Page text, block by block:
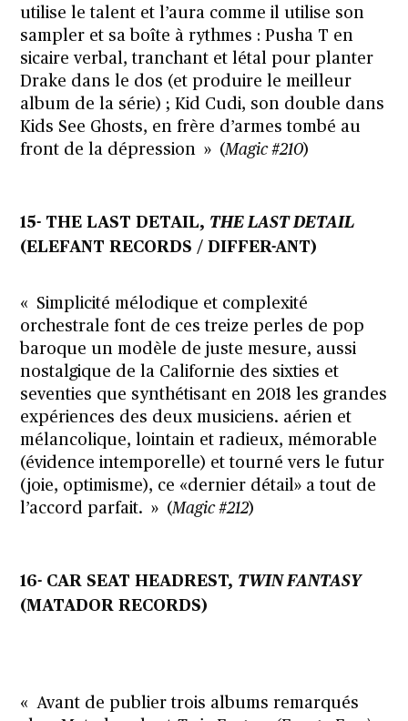
utilise le talent et l’aura comme il utilise son
sampler et sa boîte à rythmes : Pusha T en
sicaire verbal, tranchant et létal pour planter
Drake dans le dos (et produire le meilleur
album de la série) ; Kid Cudi, son double dans
Kids See Ghosts, en frère d’armes tombé au
front de la dépression » (Magic #210)
15- THE LAST DETAIL, THE LAST DETAIL
(ELEFANT RECORDS / DIFFER-ANT)
« Simplicité mélodique et complexité
orchestrale font de ces treize perles de pop
baroque un modèle de juste mesure, aussi
nostalgique de la Californie des sixties et
seventies que synthétisant en 2018 les grandes
expériences des deux musiciens. aérien et
mélancolique, lointain et radieux, mémorable
(évidence intemporelle) et tourné vers le futur
(joie, optimisme), ce «dernier détail» a tout de
l’accord parfait. » (Magic #212)
16- CAR SEAT HEADREST, TWIN FANTASY
(MATADOR RECORDS)
« Avant de publier trois albums remarqués